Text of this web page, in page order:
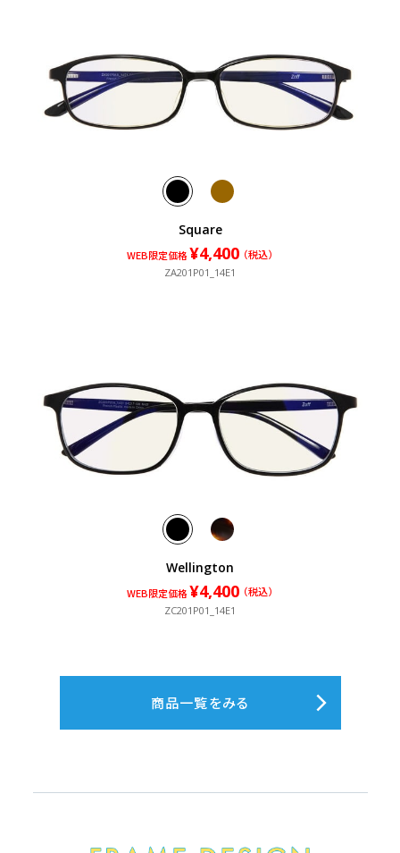
Square
WEB限定価格¥4,400 （税込）
ZA201P01_14E1
¥4,400 （税込）
Wellington
WEB限定価格¥4,400 （税込）
ZC201P01_14E1
¥4,400 （税込）
商品一覧をみる